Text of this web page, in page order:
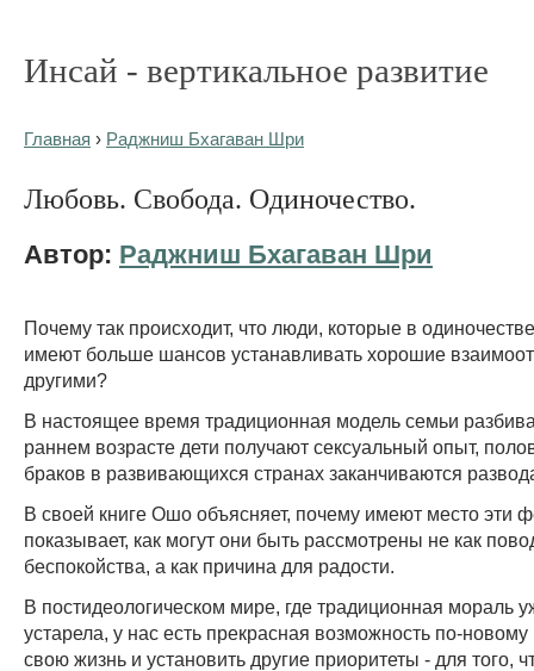
Инсай - вертикальное развитие
Главная › Раджниш Бхагаван Шри
Любовь. Свобода. Одиночество.
Автор: Раджниш Бхагаван Шри
Почему так происходит, что люди, которые в
имеют больше шансов устанавливать хорошие
другими?
В настоящее время традиционная модель семьи
раннем возрасте дети получают сексуальный опыт,
браков в развивающихся странах заканчиваются
В своей книге Ошо объясняет, почему имеют место эти
показывает, как могут они быть рассмотрены не как
беспокойства, а как причина для радости.
В постидеологическом мире, где традиционная мораль
устарела, у нас есть прекрасная возможность по-новому
свою жизнь и установить другие приоритеты - для того,